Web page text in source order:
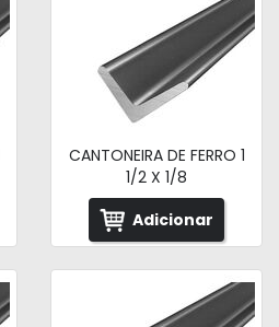
CANTONEIRA DE FERRO 1
1/2 X 1/8
Adicionar